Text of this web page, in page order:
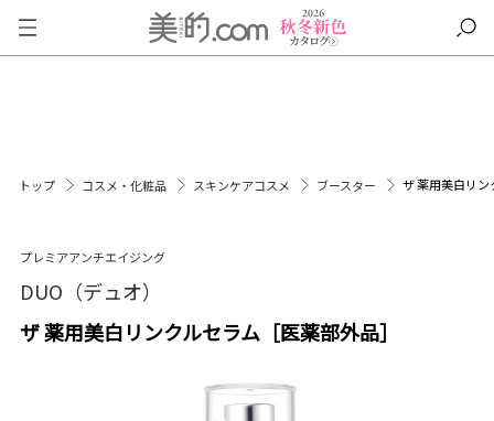
トップ コスメ・化粧品 スキンケアコスメ ブースター ザ 薬用美白リ
プレミアアンチエイジング
DUO（デュオ）
ザ 薬用美白リンクルセラム［医薬部外品］